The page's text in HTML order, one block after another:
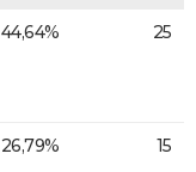
44,64% 25
26,79% 15